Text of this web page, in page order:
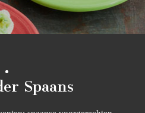
Spaans